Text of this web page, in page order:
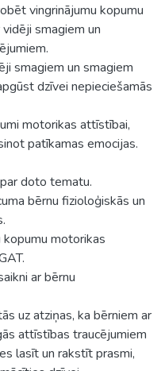
vingrinājumu kopumu
smagiem un
smagiem un smagiem
dzīvei nepieciešamās
motorikas attīstībai,
patīkamas emocijas.
doto tematu.
bērnu fizioloģiskās un
motorikas
ar bērnu
uz atziņas, ka bērniem ar
attīstības traucējumiem
lasīt un rakstīt prasmi,